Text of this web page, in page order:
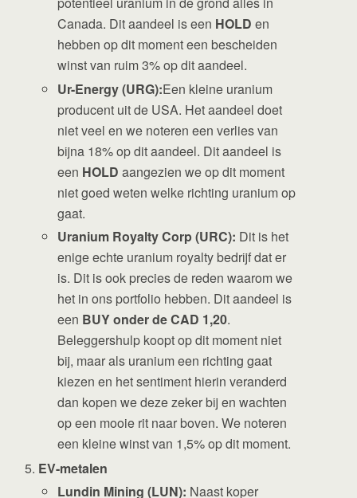
Canada. Dit aandeel is een HOLDen
hebben op dit moment een bescheiden
winst van ruim 3% op dit aandeel.
Ur-Energy (URG):Een kleine uranium
producent uit de USA. Het aandeel doet
niet veel en we noteren een verlies van
bijna 18% op dit aandeel. Dit aandeel is
een HOLDaangezien we op dit moment
niet goed weten welke richting uranium op
gaat.
Uranium Royalty Corp (URC): Dit is het
enige echte uranium royalty bedrijf dat er
is. Dit is ook precies de reden waarom we
het in ons portfolio hebben. Dit aandeel is
een BUY onder de CAD 1,20.
Beleggershulp koopt op dit moment niet
bij, maar als uranium een richting gaat
kiezen en het sentiment hierin veranderd
dan kopen we deze zeker bij en wachten
op een mooie rit naar boven. We noteren
een kleine winst van 1,5% op dit moment.
EV-metalen
Lundin Mining (LUN): Naast koper